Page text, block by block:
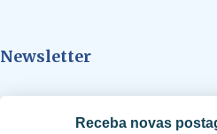
á
Newsletter
Receba novas